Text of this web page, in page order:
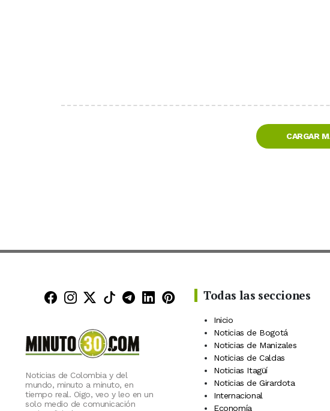
CARGAR
Minuto30 en Facebook
Minuto30 en Instagram
Minuto30 en X (Twitter)
Minuto30 en TikTok
Canal de Minuto30 en Telegram
Minuto30 en LinkedIn
Minuto30 en Pinterest
Noticias de Colombia y del
mundo, minuto a minuto, en
tiempo real. Oigo, veo y leo en un
solo medio de comunicación
Todas las secciones
Inicio
Noticias de Bogotá
Noticias de Manizales
Noticias de Caldas
Noticias Itagüí
Noticias de Girardota
Internacional
Economía